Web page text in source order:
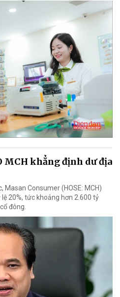
MCH khẳng định dư địa
Masan Consumer (HOSE: MCH)
20%, tức khoảng hơn 2.600 tỷ
đông.